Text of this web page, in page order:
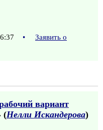
•
Заявить о
вариант
(Нелли Искандерова)